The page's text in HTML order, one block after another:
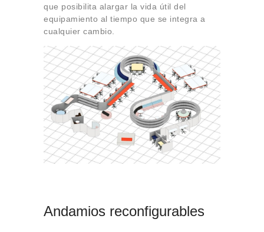
que posibilita alargar la vida útil del
equipamiento al tiempo que se integra a
cualquier cambio.
Andamios reconfigurables